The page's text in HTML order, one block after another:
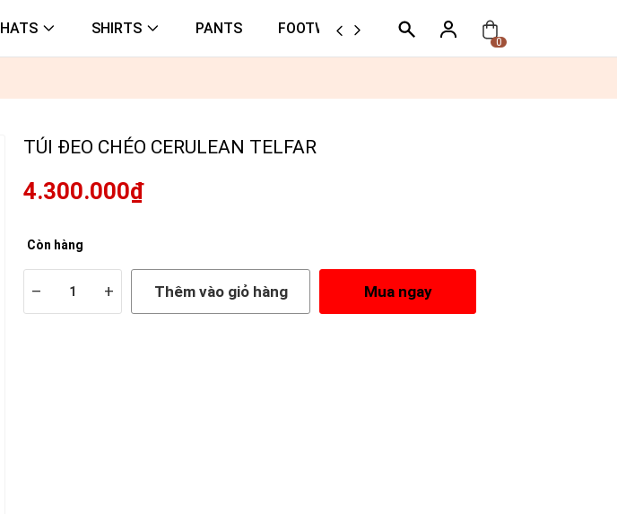
HATS SHIRTS PANTS FOOTWEAR ORTHER
0
TÚI ĐEO CHÉO CERULEAN TELFAR
4.300.000₫
Còn hàng
– + Thêm vào giỏ hàng Mua ngay